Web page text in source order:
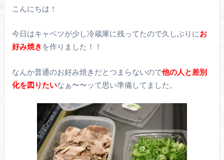
こんにちは！
今日はキャベツが少し冷蔵庫に残ってたので久しぶりにお
好み焼き を作りました！！
なんか普通のお好み焼きだとつまらないので他の人と差別
化を図りたいなぁ〜〜ッて思い準備してました。